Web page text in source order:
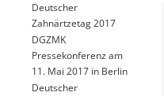
Deutscher
Zahnärtzetag 2017
DGZMK
Pressekonferenz am
11. Mai 2017 in Berlin
Deutscher